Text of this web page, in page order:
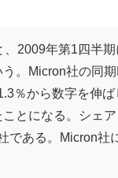
2009年第1四半
。Micron社の同
％から数字を伸
とになる。シェ
である。Micron